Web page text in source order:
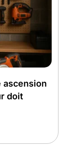
ascension
doit